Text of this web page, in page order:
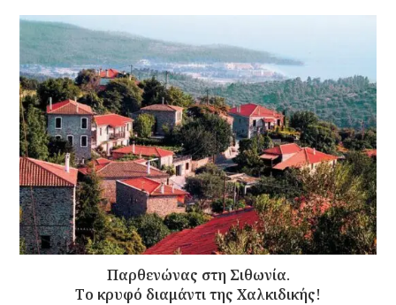
Παρθενώνας στη Σιθωνία.
Το κρυφό διαμάντι της Χαλκιδικής!